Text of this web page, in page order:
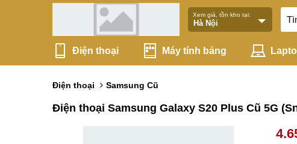
Xem giá, tồn kho tại:
Điện thoại Máy tính bảng
Điện thoại Samsung Cũ
Điện thoại Samsung Galaxy S20 Plus Cũ 5G